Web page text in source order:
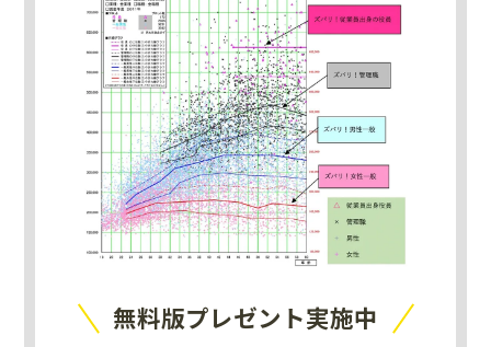
無料版プレゼント実施中